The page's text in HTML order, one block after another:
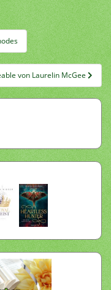
von Laurelin McGee